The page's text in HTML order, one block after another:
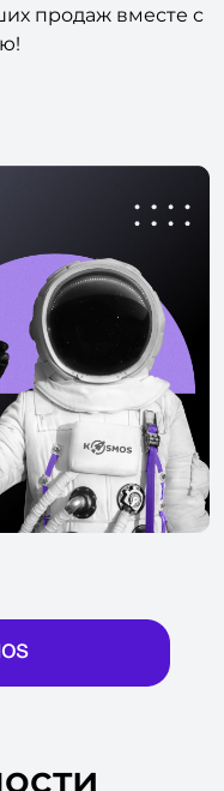
продаж вместе с